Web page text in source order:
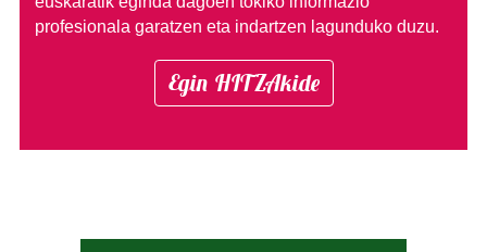
profesionala garatzen eta indartzen lagunduko duzu.
Egin HITZAkide